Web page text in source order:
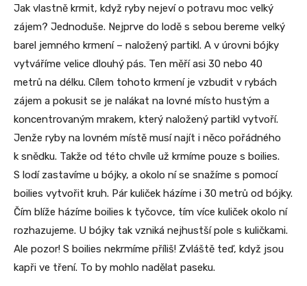
Jak vlastně krmit, když ryby nejeví o potravu moc velký
zájem? Jednoduše. Nejprve do lodě s sebou bereme velký
barel jemného krmení – naložený partikl. A v úrovni bójky
vytváříme velice dlouhý pás. Ten měří asi 30 nebo 40
metrů na délku. Cílem tohoto krmení je vzbudit v rybách
zájem a pokusit se je nalákat na lovné místo hustým a
koncentrovaným mrakem, který naložený partikl vytvoří.
Jenže ryby na lovném místě musí najít i něco pořádného
k snědku. Takže od této chvíle už krmíme pouze s boilies.
S lodí zastavíme u bójky, a okolo ní se snažíme s pomocí
boilies vytvořit kruh. Pár kuliček házíme i 30 metrů od bójky.
Čím blíže házíme boilies k tyčovce, tím více kuliček okolo ní
rozhazujeme. U bójky tak vzniká nejhustší pole s kuličkami.
Ale pozor! S boilies nekrmíme příliš! Zvláště teď, když jsou
kapři ve tření. To by mohlo nadělat paseku.